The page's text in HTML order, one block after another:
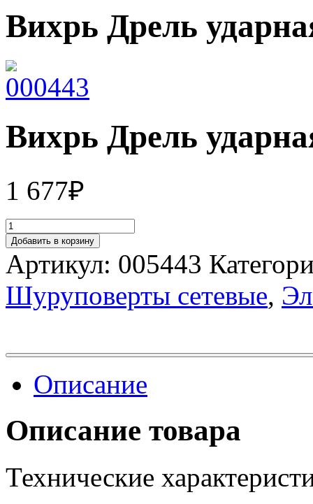
Вихрь Дрель
Вихрь Дрель
1 677₽
Добавить в корзину
Артикул: 005443
Шуруповерты сетевые,
Описание
Описание товара
Технические